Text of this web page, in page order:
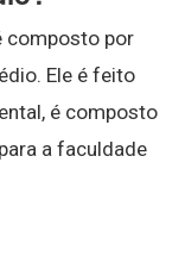
composto por
Ele é feito
é composto
a faculdade